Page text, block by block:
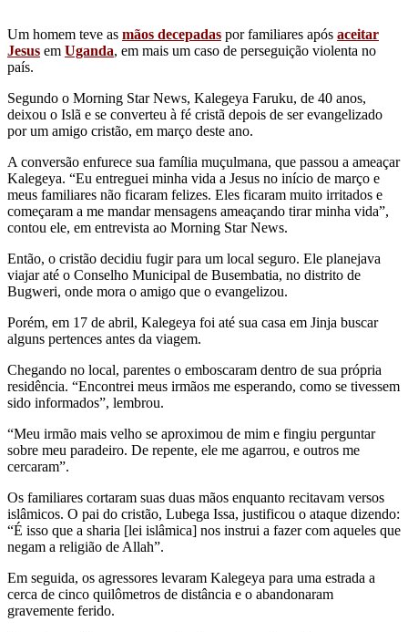
Um homem teve as mãos decepadas por familiares após aceitar
Jesus em Uganda, em mais um caso de perseguição violenta no
país.
Segundo o Morning Star News, Kalegeya Faruku, de 40 anos,
deixou o Islã e se converteu à fé cristã depois de ser evangelizado
por um amigo cristão, em março deste ano.
A conversão enfurece sua família muçulmana, que passou a ameaçar
Kalegeya. “Eu entreguei minha vida a Jesus no início de março e
meus familiares não ficaram felizes. Eles ficaram muito irritados e
começaram a me mandar mensagens ameaçando tirar minha vida”,
contou ele, em entrevista ao Morning Star News.
Então, o cristão decidiu fugir para um local seguro. Ele planejava
viajar até o Conselho Municipal de Busembatia, no distrito de
Bugweri, onde mora o amigo que o evangelizou.
Porém, em 17 de abril, Kalegeya foi até sua casa em Jinja buscar
alguns pertences antes da viagem.
Chegando no local, parentes o emboscaram dentro de sua própria
residência. “Encontrei meus irmãos me esperando, como se tivessem
sido informados”, lembrou.
“Meu irmão mais velho se aproximou de mim e fingiu perguntar
sobre meu paradeiro. De repente, ele me agarrou, e outros me
cercaram”.
Os familiares cortaram suas duas mãos enquanto recitavam versos
islâmicos. O pai do cristão, Lubega Issa, justificou o ataque dizendo:
“É isso que a sharia [lei islâmica] nos instrui a fazer com aqueles que
negam a religião de Allah”.
Em seguida, os agressores levaram Kalegeya para uma estrada a
cerca de cinco quilômetros de distância e o abandonaram
gravemente ferido.